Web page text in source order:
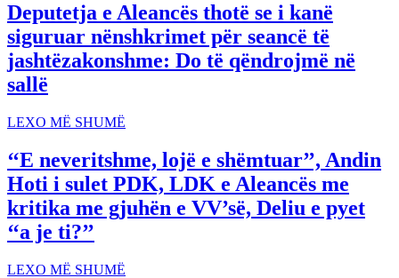
Deputetja e Aleancës thotë se i kanë
siguruar nënshkrimet për seancë të
jashtëzakonshme: Do të qëndrojmë në
sallë
LEXO MË SHUMË
‘‘E neveritshme, lojë e shëmtuar’’, Andin
Hoti i sulet PDK, LDK e Aleancës me
kritika me gjuhën e VV’së, Deliu e pyet
‘‘a je ti?’’
LEXO MË SHUMË